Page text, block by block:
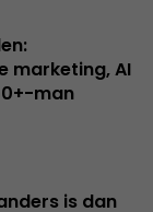
marketing, AI
man
is dan